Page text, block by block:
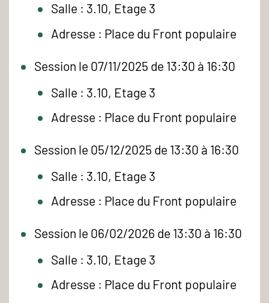
Salle : 3.10, Etage 3
Adresse : Place du Front populaire
Session le 07/11/2025 de 13:30 à 16:30
Salle : 3.10, Etage 3
Adresse : Place du Front populaire
Session le 05/12/2025 de 13:30 à 16:30
Salle : 3.10, Etage 3
Adresse : Place du Front populaire
Session le 06/02/2026 de 13:30 à 16:30
Salle : 3.10, Etage 3
Adresse : Place du Front populaire